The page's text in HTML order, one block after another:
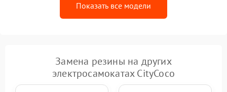
Показать все модели
Замена резины на других
электросамокатах CityCoco